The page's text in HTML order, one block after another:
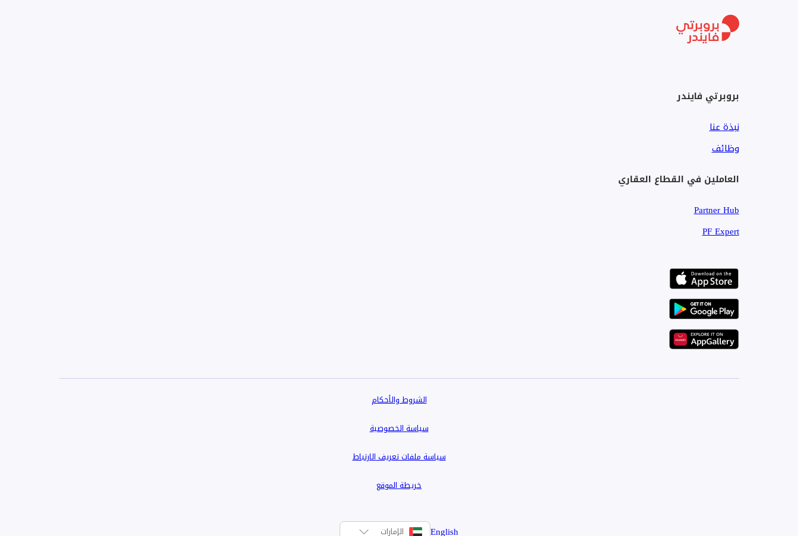
بالقرب من مجموعة من الحدائق
كريستال لاجون
ممرات للمشي وركوب الدراجات
تلال الغاف مثالية للعائلات التي تبحث عن أسلوب حياة صحي يساعدهم على تحقيق التوازن المثالي
يُرجى الاتصال بأخصائي تلال الغاف، جمال، لترتيب الزيارة.
بروبرتي فايندر
نبذة عنا
وظائف
العاملين في القطاع العقاري
Partner Hub
PF Expert
الشروط والأحكام
سياسة الخصوصية
سياسة ملفات تعريف الارتباط
خريطة الموقع
English الإمارات